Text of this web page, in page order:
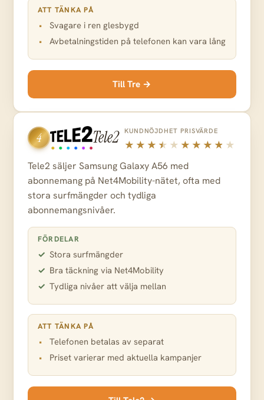
ATT TÄNKA PÅ
Svagare i ren glesbygd
Avbetalningstiden på telefonen kan vara lång
Till Tre →
4 Tele2 KUNDNÖJDHET PRISVÄRDE
Tele2 säljer Samsung Galaxy A56 med
abonnemang på Net4Mobility-nätet, ofta med
stora surfmängder och tydliga
abonnemangsnivåer.
FÖRDELAR
Stora surfmängder
Bra täckning via Net4Mobility
Tydliga nivåer att välja mellan
ATT TÄNKA PÅ
Telefonen betalas av separat
Priset varierar med aktuella kampanjer